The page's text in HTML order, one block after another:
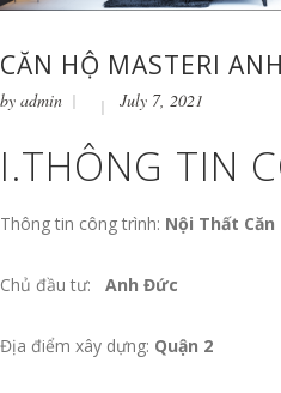
CĂN HỘ MASTERI
by admin July 7, 2021
I.THÔNG TIN
Thông tin công trình: Nội Thất Căn
Chủ đầu tư: Anh Đức
Địa điểm xây dựng: Quận 2